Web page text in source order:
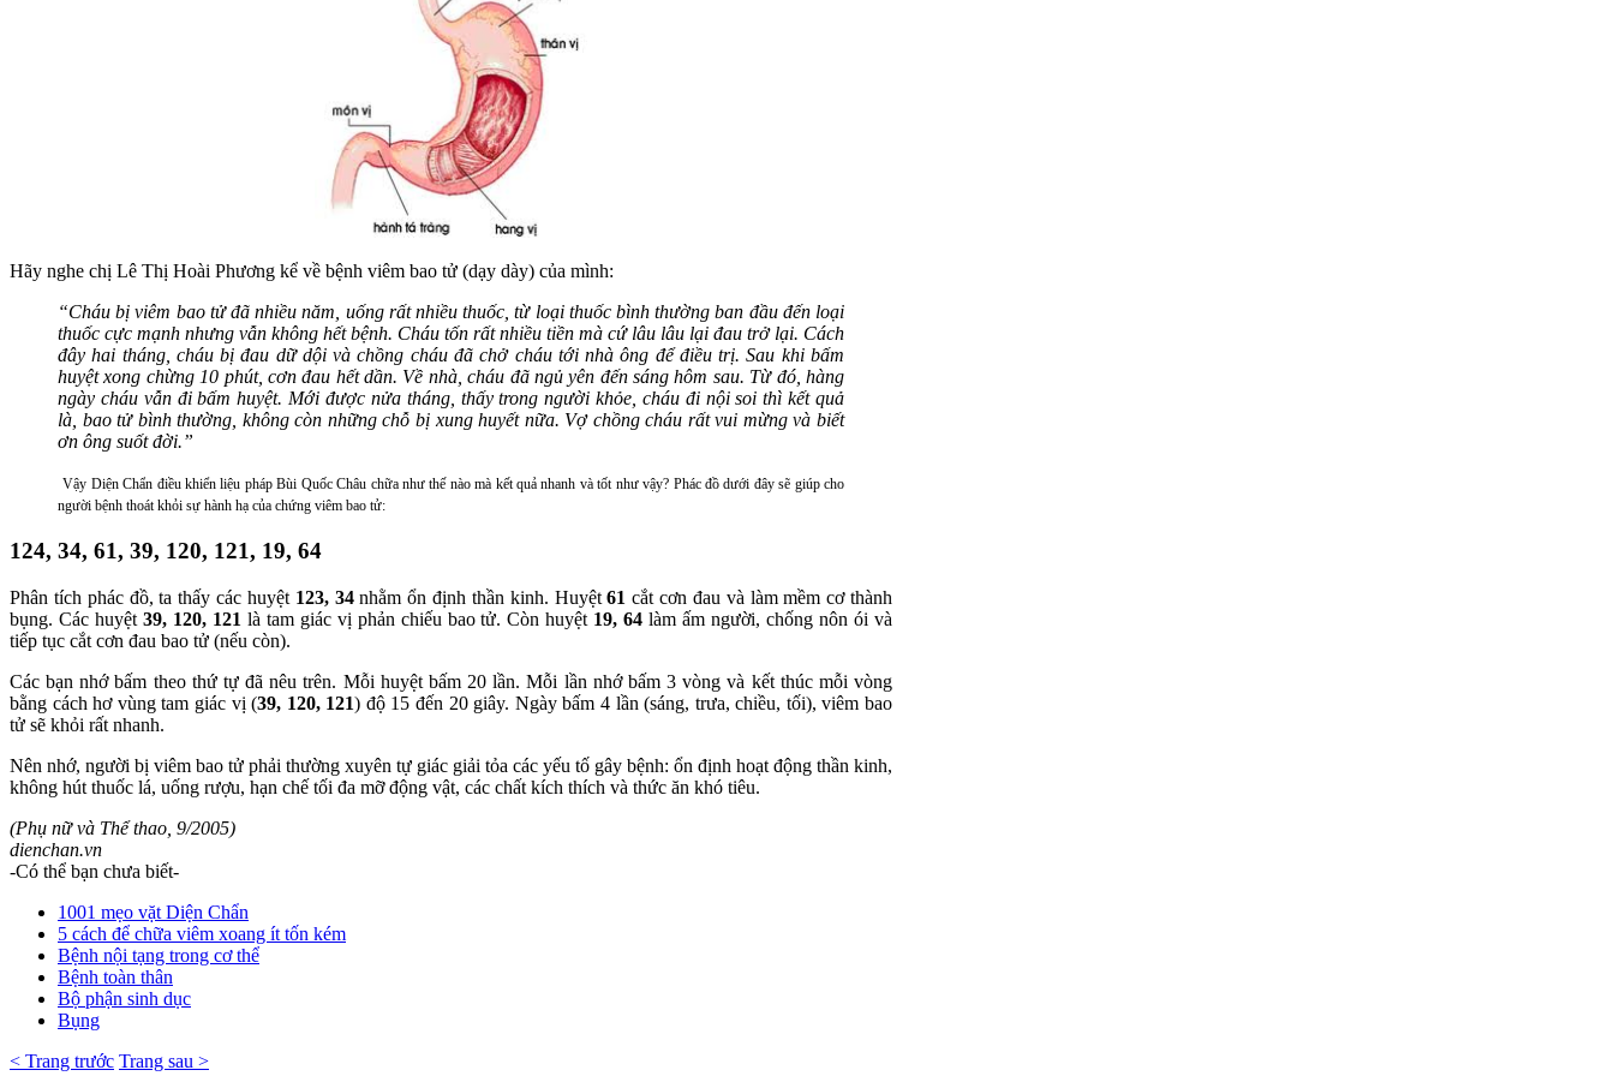
Hãy nghe chị Lê Thị Hoài Phương kể về bệnh viêm bao tử (dạy dày) của mình:
“Cháu bị viêm bao tử đã nhiều năm, uống rất nhiều thuốc, từ loại thuốc bình thường ban đầu đến loại
thuốc cực mạnh nhưng vẫn không hết bệnh. Cháu tốn rất nhiều tiền mà cứ lâu lâu lại đau trở lại. Cách
đây hai tháng, cháu bị đau dữ dội và chồng cháu đã chở cháu tới nhà ông để điều trị. Sau khi bấm
huyệt xong chừng 10 phút, cơn đau hết dần. Về nhà, cháu đã ngủ yên đến sáng hôm sau. Từ đó, hàng
ngày cháu vẫn đi bấm huyệt. Mới được nửa tháng, thấy trong người khỏe, cháu đi nội soi thì kết quả
là, bao tử bình thường, không còn những chỗ bị xung huyết nữa. Vợ chồng cháu rất vui mừng và biết
ơn ông suốt đời.”
Vậy Diện Chẩn điều khiển liệu pháp Bùi Quốc Châu chữa như thế nào mà kết quả nhanh và tốt như vậy? Phác đồ dưới đây sẽ giúp cho
người bệnh thoát khỏi sự hành hạ của chứng viêm bao tử:
124, 34, 61, 39, 120, 121, 19, 64
Phân tích phác đồ, ta thấy các huyệt 123, 34nhằm ổn định thần kinh. Huyệt61 cắt cơn đau và làm mềm cơ thành
bụng. Các huyệt 39, 120, 121 là tam giác vị phản chiếu bao tử. Còn huyệt 19, 64 làm ấm người, chống nôn ói và
tiếp tục cắt cơn đau bao tử (nếu còn).
Các bạn nhớ bấm theo thứ tự đã nêu trên. Mỗi huyệt bấm 20 lần. Mỗi lần nhớ bấm 3 vòng và kết thúc mỗi vòng
bằng cách hơ vùng tam giác vị (39, 120, 121) độ 15 đến 20 giây. Ngày bấm 4 lần (sáng, trưa, chiều, tối), viêm bao
tử sẽ khỏi rất nhanh.
Nên nhớ, người bị viêm bao tử phải thường xuyên tự giác giải tỏa các yếu tố gây bệnh: ổn định hoạt động thần kinh,
không hút thuốc lá, uống rượu, hạn chế tối đa mỡ động vật, các chất kích thích và thức ăn khó tiêu.
(Phụ nữ và Thể thao, 9/2005)
dienchan.vn
-Có thể bạn chưa biết-
1001 mẹo vặt Diện Chẩn
5 cách để chữa viêm xoang ít tốn kém
Bệnh nội tạng trong cơ thể
Bệnh toàn thân
Bộ phận sinh dục
Bụng
< Trang trước Trang sau >